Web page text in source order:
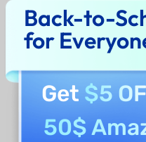
geçer. İlham verici, derin
bağlamı anlar. Her üretim,
yaratıcı patlamadır.
Hassas Duygusal
ifade ihtiyaçlarını
oluşturmak için kapsamlı
Back-to-
for
Get $5
50$